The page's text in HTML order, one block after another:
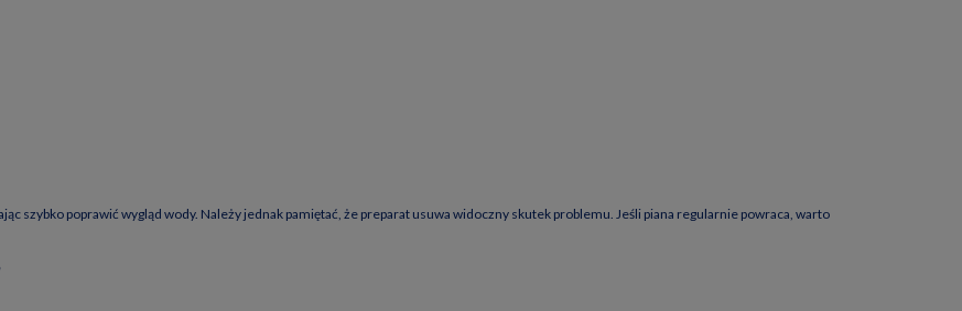
szybko poprawić wygląd wody. Należy jednak pamiętać, że preparat usuwa widoczny skutek problemu. Jeśli piana regularnie powraca, warto